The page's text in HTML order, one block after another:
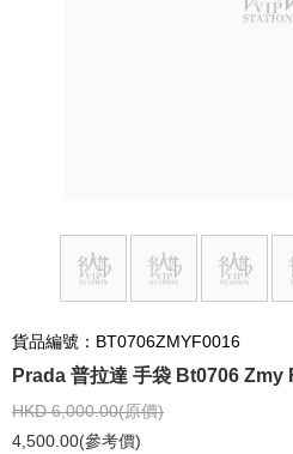
貨品編號：BT0706ZMYF0016
Prada 普拉達 手袋 Bt0706 Zmy
HKD 6,000.00(原價)
4,500.00(參考價)